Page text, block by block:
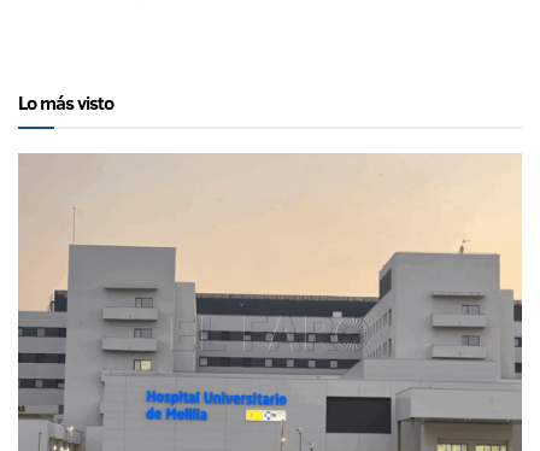
Lo más visto